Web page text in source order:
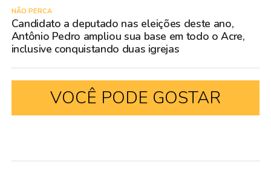
NÃO PERCA
Candidato a deputado nas eleições deste ano,
Antônio Pedro ampliou sua base em todo o Acre,
inclusive conquistando duas igrejas
VOCÊ PODE GOSTAR